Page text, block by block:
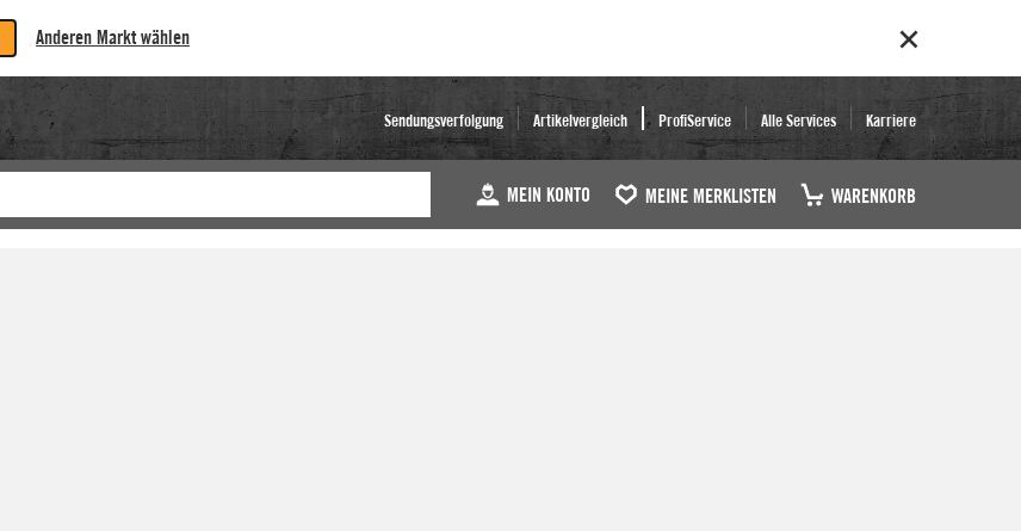
Anderen Markt wählen
Sendungsverfolgung Artikelvergleich ProfiService Alle Services Karriere
MEIN KONTO MEINE MERKLISTEN WARENKORB